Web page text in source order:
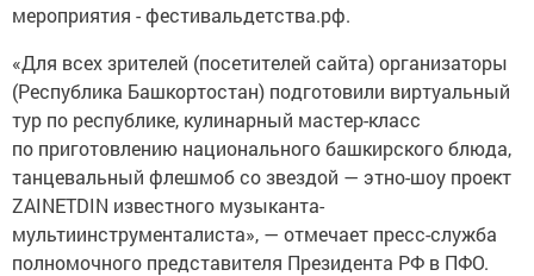
мероприятия - фестивальдетства.рф.
«Для всех зрителей (посетителей сайта) организаторы
(Республика Башкортостан) подготовили виртуальный
тур по республике, кулинарный мастер-класс
по приготовлению национального башкирского блюда,
танцевальный флешмоб со звездой — этно-шоу проект
ZAINETDIN известного музыканта-
мультиинструменталиста», — отмечает пресс-служба
полномочного представителя Президента РФ в ПФО.